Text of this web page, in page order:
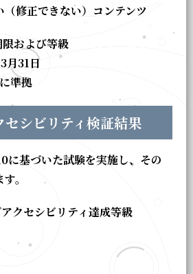
修正できない）コンテンツ
および等級
月31日
準拠
シビリティ検証結果
に基づいた試験を実施し、その
。
クセシビリティ達成等級